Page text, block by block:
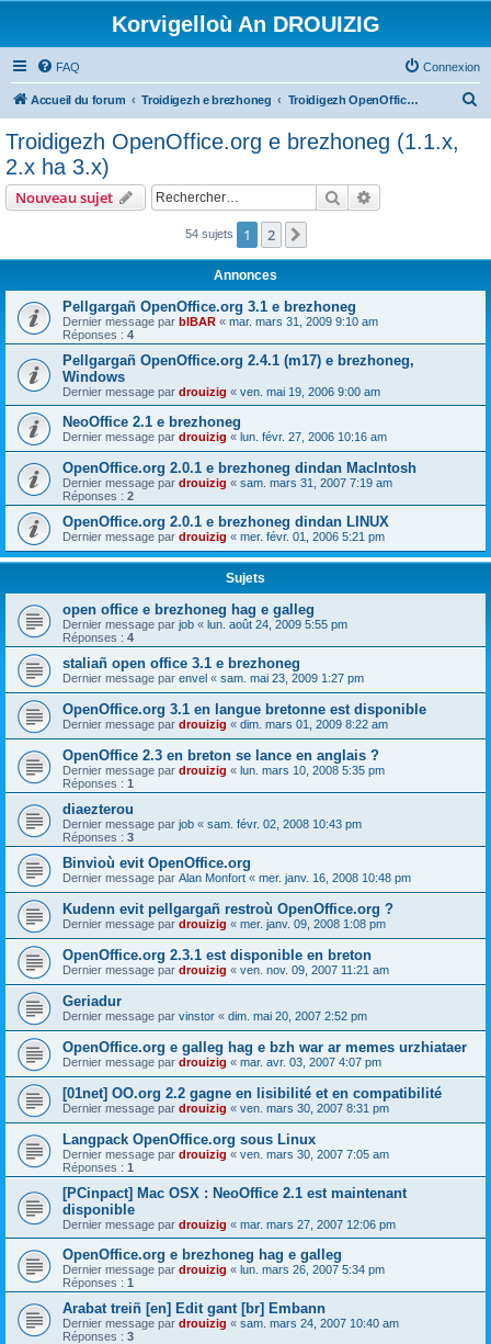
Korvigelloù An DROUIZIG
FAQ Connexion
Accueil du forum Troidigezh e brezhoneg Troidigezh OpenOffice.org e brezhoneg (1.1.x, 2.x ha 3.x)
c
Troidigezh OpenOffice.org e brezhoneg (1.1.x,
2.x ha 3.x)
Nouveau sujet Rechercher
54 sujets 1 2
Annonces
Pellgargañ OpenOffice.org 3.1 e brezhoneg
Dernier message par bIBAR « mar. mars 31, 2009 9:10 am
Réponses : 4
Pellgargañ OpenOffice.org 2.4.1 (m17) e brezhoneg,
Windows
Dernier message par drouizig « ven. mai 19, 2006 9:00 am
NeoOffice 2.1 e brezhoneg
Dernier message par drouizig « lun. févr. 27, 2006 10:16 am
OpenOffice.org 2.0.1 e brezhoneg dindan MacIntosh
Dernier message par drouizig « sam. mars 31, 2007 7:19 am
Réponses : 2
OpenOffice.org 2.0.1 e brezhoneg dindan LINUX
Dernier message par drouizig « mer. févr. 01, 2006 5:21 pm
Sujets
open office e brezhoneg hag e galleg
Dernier message par job « lun. août 24, 2009 5:55 pm
Réponses : 4
staliañ open office 3.1 e brezhoneg
Dernier message par envel « sam. mai 23, 2009 1:27 pm
OpenOffice.org 3.1 en langue bretonne est disponible
Dernier message par drouizig « dim. mars 01, 2009 8:22 am
OpenOffice 2.3 en breton se lance en anglais ?
Dernier message par drouizig « lun. mars 10, 2008 5:35 pm
Réponses : 1
diaezterou
Dernier message par job « sam. févr. 02, 2008 10:43 pm
Réponses : 3
Binvioù evit OpenOffice.org
Dernier message par Alan Monfort « mer. janv. 16, 2008 10:48 pm
Kudenn evit pellgargañ restroù OpenOffice.org ?
Dernier message par drouizig « mer. janv. 09, 2008 1:08 pm
OpenOffice.org 2.3.1 est disponible en breton
Dernier message par drouizig « ven. nov. 09, 2007 11:21 am
Geriadur
Dernier message par vinstor « dim. mai 20, 2007 2:52 pm
OpenOffice.org e galleg hag e bzh war ar memes urzhiataer
Dernier message par drouizig « mar. avr. 03, 2007 4:07 pm
[01net] OO.org 2.2 gagne en lisibilité et en compatibilité
Dernier message par drouizig « ven. mars 30, 2007 8:31 pm
Langpack OpenOffice.org sous Linux
Dernier message par drouizig « ven. mars 30, 2007 7:05 am
Réponses : 1
[PCinpact] Mac OSX : NeoOffice 2.1 est maintenant
disponible
Dernier message par drouizig « mar. mars 27, 2007 12:06 pm
OpenOffice.org e brezhoneg hag e galleg
Dernier message par drouizig « lun. mars 26, 2007 5:34 pm
Réponses : 1
Arabat treiñ [en] Edit gant [br] Embann
Dernier message par drouizig « sam. mars 24, 2007 10:40 am
Réponses : 3